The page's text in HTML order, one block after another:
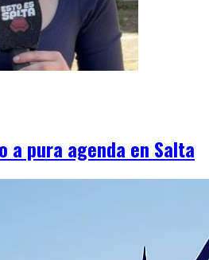
a pura agenda en Salta